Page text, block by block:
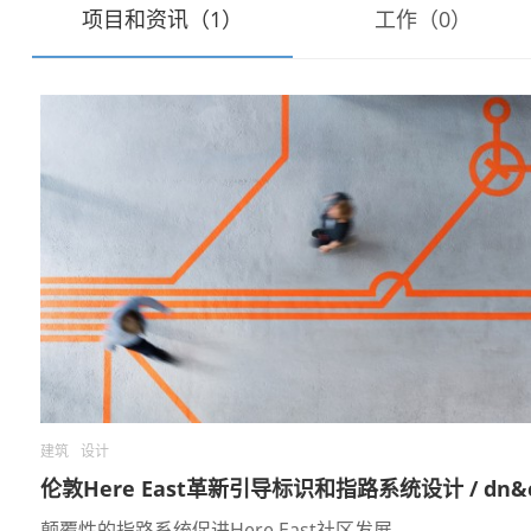
项目和资讯（1） 工作（0）
建筑 设计
伦敦Here East革新引导标识和指路系统设计 /